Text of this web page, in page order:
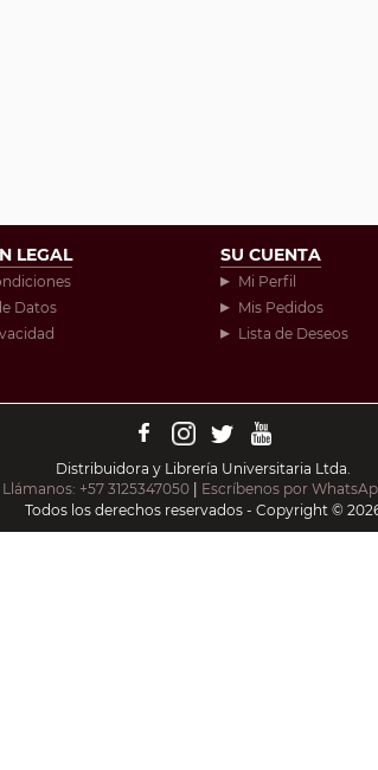
LEGAL
Datos
SU CUENTA
Mi Perfil
Mis Pedidos
Lista de Deseos
Distribuidora y Librería Universitaria Ltda.
Llámanos: +57 3125347050
Escríbenos por
Todos los derechos reservados - Copyright ©